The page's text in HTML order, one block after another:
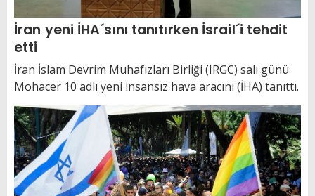
İran yeni İHA´sını tanıtırken İsrail´i tehdit
etti
İran İslam Devrim Muhafızları Birliği (IRGC) salı günü
Mohacer 10 adlı yeni insansız hava aracını (İHA) tanıttı.